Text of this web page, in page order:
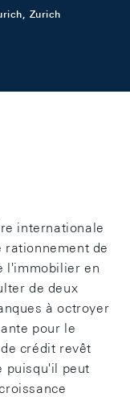
Zurich
internationale
rationnement de
l'immobilier en
de deux
à octroyer
pour le
crédit revêt
puisqu'il peut